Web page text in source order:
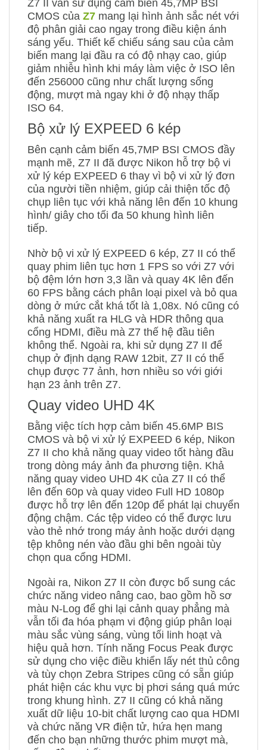
Z7 II vẫn sử dụng cảm biến 45,7MP BSI
CMOS của Z7 mang lại hình ảnh sắc nét với
độ phân giải cao ngay trong điều kiện ánh
sáng yếu. Thiết kế chiếu sáng sau của cảm
biến mang lại đầu ra có độ nhạy cao, giúp
giảm nhiễu hình khi máy làm việc ở ISO lên
đến 256000 cũng như chất lượng sống
động, mượt mà ngay khi ở độ nhạy thấp
ISO 64.
Bộ xử lý EXPEED 6 kép
Bên cạnh cảm biến 45,7MP BSI CMOS đầy
mạnh mẽ, Z7 II đã được Nikon hỗ trợ bộ vi
xử lý kép EXPEED 6 thay vì bộ vi xử lý đơn
của người tiền nhiệm, giúp cải thiện tốc độ
chụp liên tục với khả năng lên đến 10 khung
hình/ giây cho tối đa 50 khung hình liên
tiếp.
Nhờ bộ vi xử lý EXPEED 6 kép, Z7 II có thể
quay phim liên tục hơn 1 FPS so với Z7 với
bộ đệm lớn hơn 3,3 lần và quay 4K lên đến
60 FPS bằng cách phân loại pixel và bỏ qua
dòng ở mức cắt khá tốt là 1,08x. Nó cũng có
khả năng xuất ra HLG và HDR thông qua
cổng HDMI, điều mà Z7 thế hệ đầu tiên
không thể. Ngoài ra, khi sử dụng Z7 II để
chụp ở định dạng RAW 12bit, Z7 II có thể
chụp được 77 ảnh, hơn nhiều so với giới
hạn 23 ảnh trên Z7.
Quay video UHD 4K
Bằng việc tích hợp cảm biến 45.6MP BIS
CMOS và bộ vi xử lý EXPEED 6 kép, Nikon
Z7 II cho khả năng quay video tốt hàng đầu
trong dòng máy ảnh đa phương tiện. Khả
năng quay video UHD 4K của Z7 II có thể
lên đến 60p và quay video Full HD 1080p
được hỗ trợ lên đến 120p để phát lại chuyển
động chậm. Các tệp video có thể được lưu
vào thẻ nhớ trong máy ảnh hoặc dưới dạng
tệp không nén vào đầu ghi bên ngoài tùy
chọn qua cổng HDMI.
Ngoài ra, Nikon Z7 II còn được bổ sung các
chức năng video nâng cao, bao gồm hồ sơ
màu N-Log để ghi lại cảnh quay phẳng mà
vẫn tối đa hóa phạm vi động giúp phân loại
màu sắc vùng sáng, vùng tối linh hoạt và
hiệu quả hơn. Tính năng Focus Peak được
sử dụng cho việc điều khiển lấy nét thủ công
và tùy chọn Zebra Stripes cũng có sẵn giúp
phát hiện các khu vực bị phơi sáng quá mức
trong khung hình. Z7 II cũng có khả năng
xuất dữ liệu 10-bit chất lượng cao qua HDMI
và chức năng VR điện tử, hứa hẹn mang
đến cho bạn những thước phim mượt mà,